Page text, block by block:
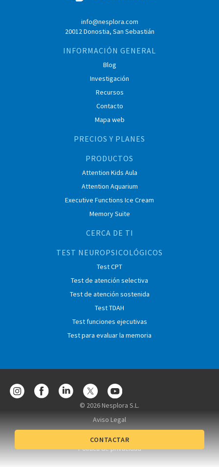
info@nesplora.com
20012 Donostia, San Sebastián
INFORMACIÓN GENERAL
Blog
Investigación
Recursos
Contacto
Mapa web
PRECIOS Y PLANES
PRODUCTOS
Attention Kids Aula
Attention Aquarium
Executive Functions Ice Cream
Memory Suite
CERCA DE TI
TEST NEUROPSICOLÓGICOS
Test CPT
Test de atención selectiva
Test de atención sostenida
Test TDAH
Test funciones ejecutivas
Test para evaluar la memoria
© 2026 Nesplora S.L.
Aviso Legal
Política de privacidad
CONTACTAR